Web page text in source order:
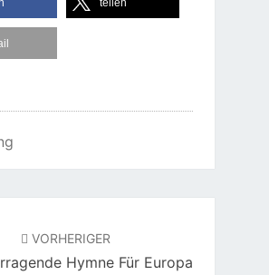
teilen
VORHERIGER
Hymne Für Europa